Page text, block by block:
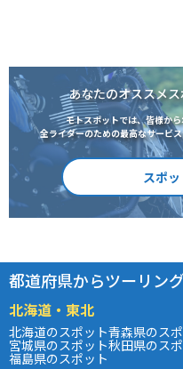
あなたのオススメ
モトスポットでは、皆様か
全ライダーのための最高なサービ
スポ
都道府県からツーリン
北海道・東北
北海道のスポット青森県のス
宮城県のスポット秋田県のス
福島県のスポット